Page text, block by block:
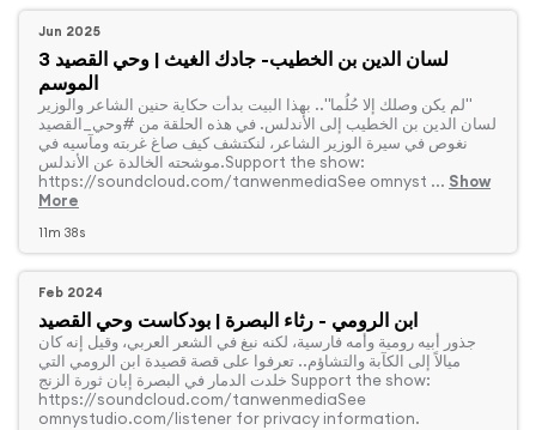
Jun 2025
3 لسان الدين بن الخطيب- جادك الغيث | وحي القصيد
الموسم
‏"لم يكن وصلك إلا حُلُما".. بهذا البيت بدأت حكاية حنين الشاعر والوزير
لسان الدين بن الخطيب إلى الأندلس. في هذه الحلقة من #وحي_القصيد
نغوص في سيرة الوزير الشاعر، لنكتشف كيف صاغ غربته ومآسيه في
موشحته الخالدة عن الأندلس.Support the show:
https://soundcloud.com/tanwenmediaSee omnyst ... Show
More
11m 38s
Feb 2024
ابن الرومي - رثاء البصرة | بودكاست وحي القصيد
‏ جذور أبيه رومية وأمه فارسية، لكنه نبغ في الشعر العربي، وقيل إنه كان
ميالاً إلى الكآبة والتشاؤم.. تعرفوا على قصة قصيدة ابن الرومي التي
خلدت الدمار في البصرة إبان ثورة الزنج Support the show:
https://soundcloud.com/tanwenmediaSee
omnystudio.com/listener for privacy information.